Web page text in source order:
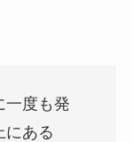
一度も発
にある